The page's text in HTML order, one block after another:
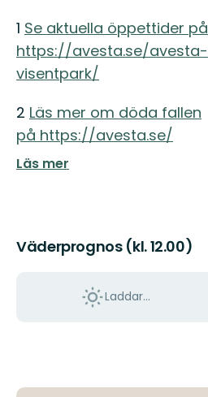
1 Se aktuella öppettider på
https://avesta.se/avesta-
visentpark/
2 Läs mer om döda fallen
på https://avesta.se/
Läs mer
Väderprognos (kl. 12.00)
Laddar...